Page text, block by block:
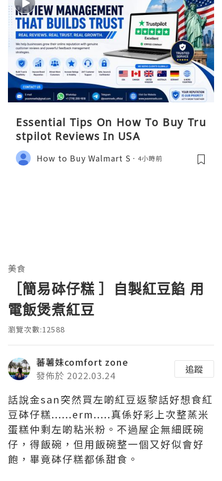
Essential Tips On How To Buy Tru
stpilot Reviews In USA
How to Buy Walmart S 4小時前
美食
［簡易砵仔糕 ］自製紅豆餡 用
電飯煲煮紅豆
瀏覽次數:12588
蕃薯妹comfort zone
發佈於 2022.03.24
追蹤
話說金san突然買左啲紅豆返黎話好想食紅
豆砵仔糕......erm.....真係好彩上次整蒸米
蛋糕仲剩左啲粘米粉。不過屋企無細既碗
仔，得飯碗，但用飯碗整一個又好似會好
飽，畢竟砵仔糕都係甜食。